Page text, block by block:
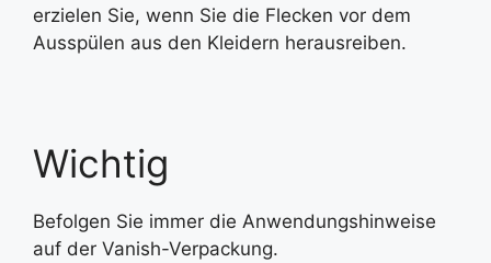
erzielen Sie, wenn Sie die Flecken vor dem
Ausspülen aus den Kleidern herausreiben.
Wichtig
Befolgen Sie immer die Anwendungshinweise
auf der Vanish-Verpackung.